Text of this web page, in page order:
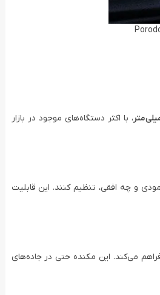
، با اکثر دستگاه‌های موجود در بازار
و چه افقی، تنظیم کنند. این قابلیت
می‌کند. این مکنده حتی در جاده‌های